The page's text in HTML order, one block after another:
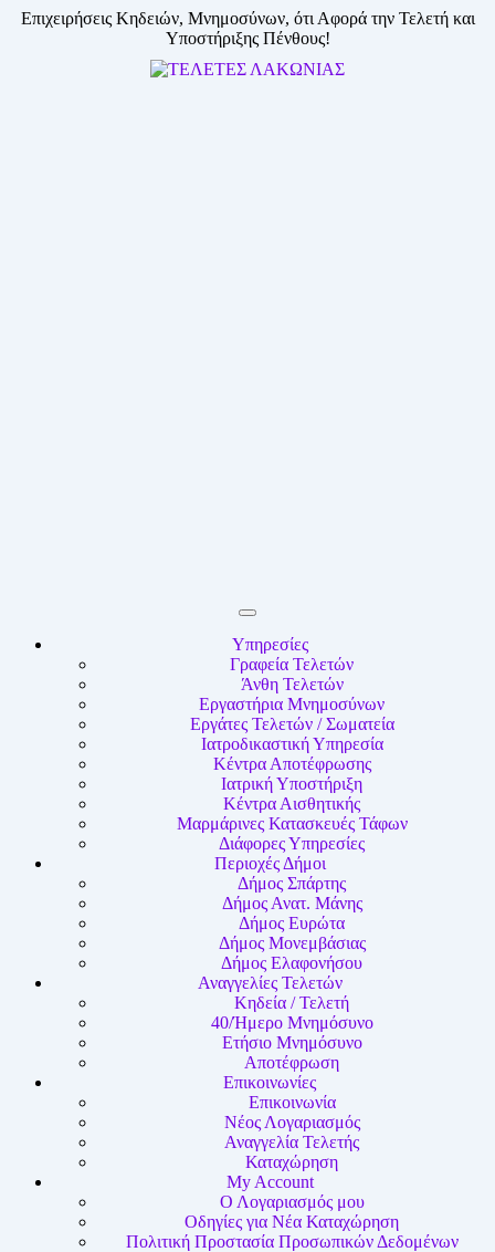
Skip
Επιχειρήσεις Κηδειών, Μνημοσύνων, ότι Αφορά την Τελετή και
Υποστήριξης Πένθους!
Υπηρεσίες
Γραφεία Τελετών
Άνθη Τελετών
Εργαστήρια Μνημοσύνων
Εργάτες Τελετών / Σωματεία
Ιατροδικαστική Υπηρεσία
Κέντρα Αποτέφρωσης
Ιατρική Υποστήριξη
Κέντρα Αισθητικής
Μαρμάρινες Κατασκευές Τάφων
Διάφορες Υπηρεσίες
Περιοχές Δήμοι
Δήμος Σπάρτης
Δήμος Ανατ. Μάνης
Δήμος Ευρώτα
Δήμος Μονεμβάσιας
Δήμος Ελαφονήσου
Αναγγελίες Τελετών
Κηδεία / Τελετή
40/Ήμερο Μνημόσυνο
Ετήσιο Μνημόσυνο
Αποτέφρωση
Επικοινωνίες
Επικοινωνία
Νέος Λογαριασμός
Αναγγελία Τελετής
Καταχώρηση
My Account
Ο Λογαριασμός μου
Οδηγίες για Νέα Καταχώρηση
Πολιτική Προστασία Προσωπικών Δεδομένων